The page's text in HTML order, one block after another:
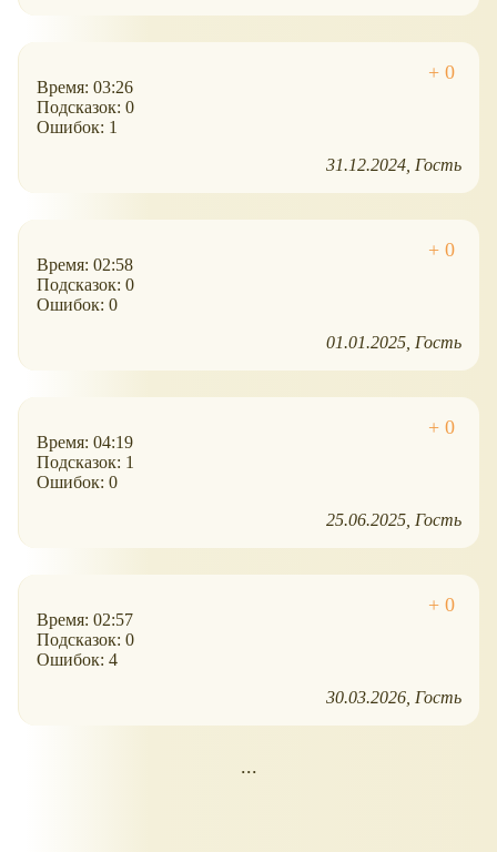
Время: 03:26
Подсказок: 0
Ошибок: 1
31.12.2024 Гость
Время: 02:58
Подсказок: 0
Ошибок: 0
01.01.2025 Гость
Время: 04:19
Подсказок: 1
Ошибок: 0
25.06.2025 Гость
Время: 02:57
Подсказок: 0
Ошибок: 4
30.03.2026 Гость
...